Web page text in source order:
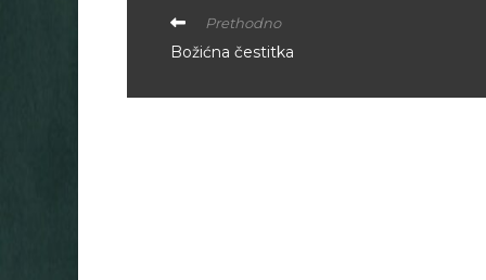
Prethodno
Božićna čestitka